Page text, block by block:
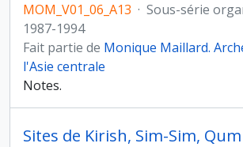
MOM_V01_06_A13 · Sous-série
1987-1994
Fait partie de Monique Maillard.
l'Asie centrale
Notes.